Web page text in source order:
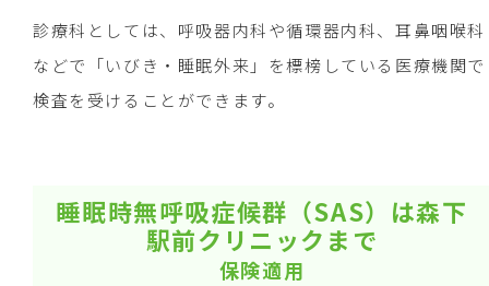
診療科としては、呼吸器内科や循環器内科、耳鼻咽喉科
などで「いびき・睡眠外来」を標榜している医療機関で
検査を受けることができます。
睡眠時無呼吸症候群（SAS）は森下
駅前クリニックまで
保険適用